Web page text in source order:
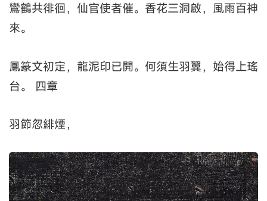
鸞鶴共徘徊，仙官使者催。香花三洞啟，風雨百神
來。
鳳篆文初定，龍泥印已開。何須生羽翼，始得上瑤
台。 四章
羽節忽緋煙，